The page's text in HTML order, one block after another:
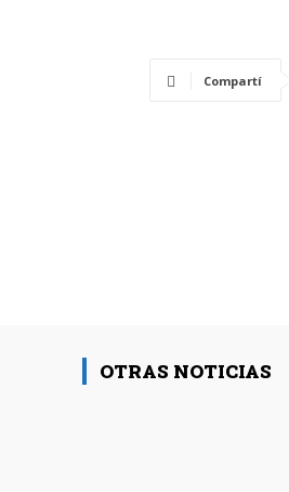
Compartí
OTRAS NOTICIAS